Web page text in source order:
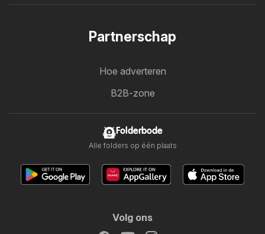
Partnerschap
Hoe adverteren
B2B-zone
Folderbode
Alle folders op één plaats
Volg ons